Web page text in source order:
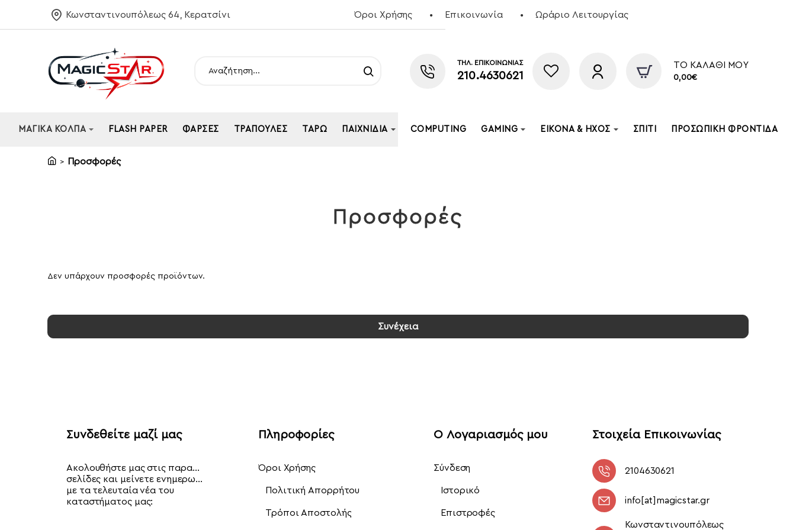
Κωνσταντινουπόλεως 64, Κερατσίνι Όροι Χρήσης Επικοινωνία Ωράριο Λειτουργίας
Αναζήτηση...
ΤΗΛ. ΕΠΙΚΟΙΝΩΝΙΑΣ
210.4630621
ΤΟ ΚΑΛΆΘΙ ΜΟΥ
0,00€
ΜΑΓΙΚΆ ΚΌΛΠΑ FLASH PAPER ΦΆΡΣΕΣ ΤΡΆΠΟΥΛΕΣ ΤΑΡΏ ΠΑΙΧΝΊΔΙΑ COMPUTING GAMING ΕΙΚΌΝΑ & ΉΧΟΣ ΣΠΊΤΙ ΠΡΟΣΩΠΙΚΉ ΦΡΟΝΤΊΔΑ
Προσφορές
Προσφορές
Δεν υπάρχουν προσφορές προϊόντων.
Συνέχεια
Συνδεθείτε μαζί μας
Ακολουθήστε μας στις παρακάτω
σελίδες και μείνετε ενημερωμένοι
με τα τελευταία νέα του
καταστήματος μας:
Πληροφορίες
Όροι Χρήσης
Πολιτική Απορρήτου
Τρόποι Αποστολής
Ο Λογαριασμός μου
Σύνδεση
Ιστορικό
Επιστροφές
Στοιχεία Επικοινωνίας
2104630621
info[at]magicstar.gr
Κωνσταντινουπόλεως